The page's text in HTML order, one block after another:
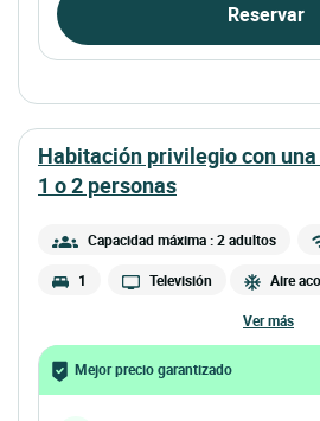
Reservar
habitación privilegio con una sala de estar para
1 o 2 personas
Capacidad máxima : 2 adultos
1 Televisión Aire
ver más
Mejor precio garantizado